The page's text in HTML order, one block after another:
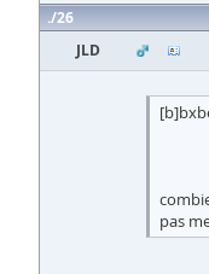
26
JLD
pas